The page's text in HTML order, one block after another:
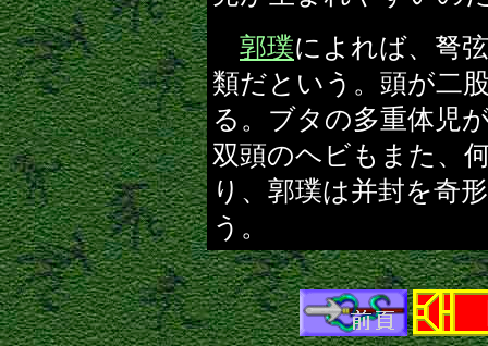
郭璞によれば、弩
類だという。頭が二
る。ブタの多重体児
双頭のヘビもまた、
り、郭璞は并封を奇
う。